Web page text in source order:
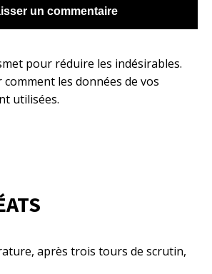
pour réduire les indésirables.
les données de vos
utilisées.
après trois tours de scrutin,